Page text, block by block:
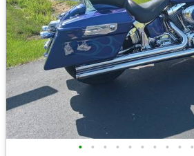
• • • • • • • • • •